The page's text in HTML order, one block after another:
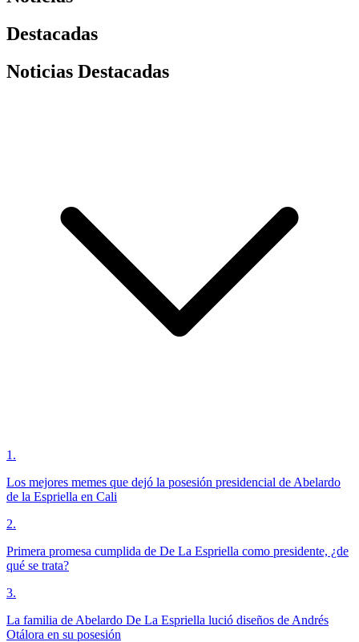
Destacadas
Noticias Destacadas
1 .
Los mejores memes que dejó la posesión presidencial de Abelardo
de la Espriella en Cali
2.
Primera promesa cumplida de De La Espriella como presidente, ¿de
qué se trata?
3.
La familia de Abelardo De La Espriella lució diseños de Andrés
Otálora en su posesión